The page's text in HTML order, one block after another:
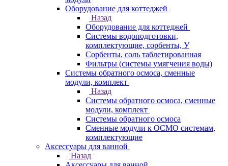
Оборудование для коттеджей
Назад
Оборудование для коттеджей
Системы водоподготовки,
комплектующие, сорбенты, У
Сорбенты, соль таблетированная
Фильтры (системы умягчения воды)
Системы обратного осмоса, сменные
модули, комплект
Назад
Системы обратного осмоса, сменные
модули, комплект
Системы обратного осмоса
Сменные модули к ОСМО системам,
комплектующие
Аксессуары для ванной
Назад